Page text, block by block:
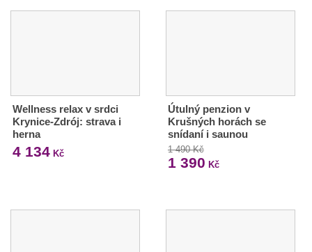
Wellness relax v srdci
Krynice-Zdrój: strava i
herna
4 134 Kč
Útulný penzion v
Krušných horách se
snídaní i saunou
1 490 Kč
1 390 Kč